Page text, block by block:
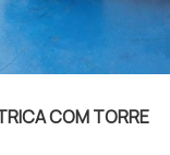
COM TORRE